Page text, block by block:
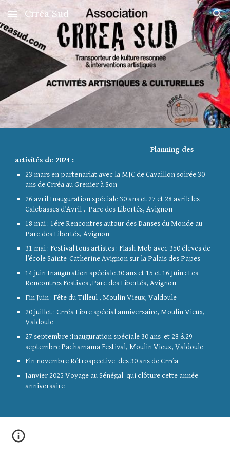
Skip to main content Skip to navigation
Crréa Sud
Planning des
activités de 2024 :
23 mars en partenariat avec la MJC de Cavaillon soirée 30
ans de Crréa au Grenier à Son
26 avril Inauguration spéciale 30 ans et 27 et 28 avril: les
Calebasses d’Avril , Parc des Libertés, Avignon
18 mai : 1ére Rencontres autour des Danses du Monde au
Parc des Libertés, Avignon
31 mai : Festival tous artistes : Flash Mob avec 350 éleves de
l’école Sainte-Catherine Avignon sur la Palais des Papes
14 juin Inauguration spéciale 30 ans et 15 et 16 Juin : Les
Rencontres Festives ,Parc des Libertés, Avignon
Fin Juin : Fête du Tilleul , Moulin Vieux, Valdoule
20 juillet : Crréa Libre spécial anniversaire, Moulin Vieux,
Valdoule
27 septembre :Inauguration spéciale 30 ans et 28 &29
septembre Pachamama Festival, Moulin Vieux, Valdoule
Fin novembre Rétrospective des 30 ans de Crréa
Janvier 2025 Voyage au Sénégal qui clôture cette année
anniversaire